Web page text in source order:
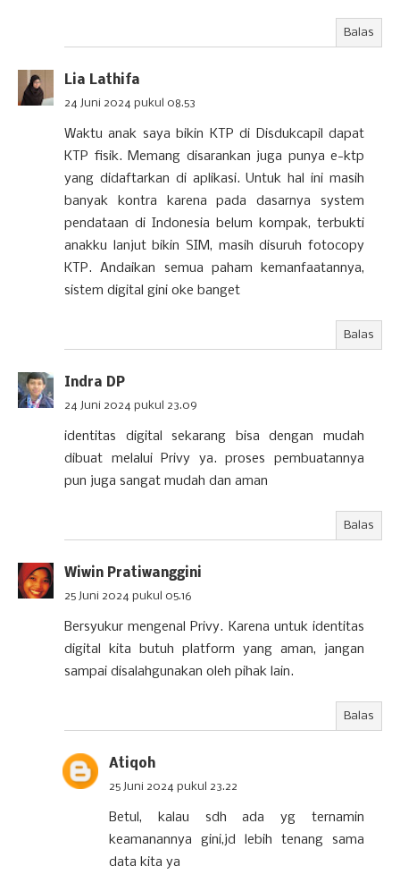
Balas
Lia Lathifa
24 Juni 2024 pukul 08.53
Waktu anak saya bikin KTP di Disdukcapil dapat
KTP fisik. Memang disarankan juga punya e-ktp
yang didaftarkan di aplikasi. Untuk hal ini masih
banyak kontra karena pada dasarnya system
pendataan di Indonesia belum kompak, terbukti
anakku lanjut bikin SIM, masih disuruh fotocopy
KTP. Andaikan semua paham kemanfaatannya,
sistem digital gini oke banget
Balas
Indra DP
24 Juni 2024 pukul 23.09
identitas digital sekarang bisa dengan mudah
dibuat melalui Privy ya. proses pembuatannya
pun juga sangat mudah dan aman
Balas
Wiwin Pratiwanggini
25 Juni 2024 pukul 05.16
Bersyukur mengenal Privy. Karena untuk identitas
digital kita butuh platform yang aman, jangan
sampai disalahgunakan oleh pihak lain.
Balas
Atiqoh
25 Juni 2024 pukul 23.22
Betul, kalau sdh ada yg ternamin
keamanannya gini,jd lebih tenang sama
data kita ya